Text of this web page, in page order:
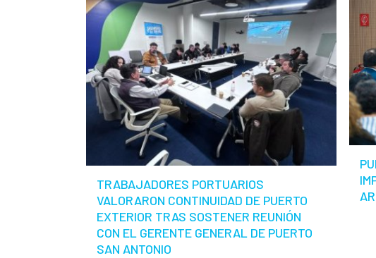
TRABAJADORES PORTUARIOS
VALORARON CONTINUIDAD DE PUERTO
EXTERIOR TRAS SOSTENER REUNIÓN
CON EL GERENTE GENERAL DE PUERTO
SAN ANTONIO